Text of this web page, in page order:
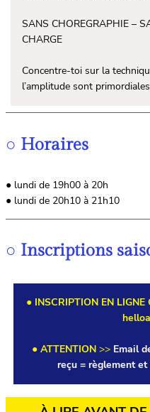
SANS CHOREGRAPHIE –
CHARGE
Concentre-toi sur la
l’amplitude sont
○ Horaires
● lundi de 19h00 à 20h
● lundi de 20h10 à 21h10
○ Inscriptions
● INSCRIPTION EN
● ATTENTION >> Email
reçu = règlement